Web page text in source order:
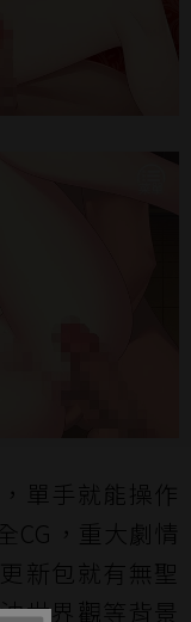
單手就能操作
CG，重大劇情
新包就有無聖
世界觀等背景